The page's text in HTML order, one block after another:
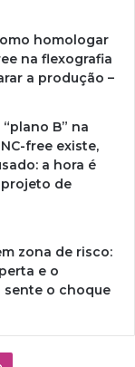
homologar
na flexografia
a produção –
B” na
free existe,
a hora é
de
zona de risco:
e o
sente o choque